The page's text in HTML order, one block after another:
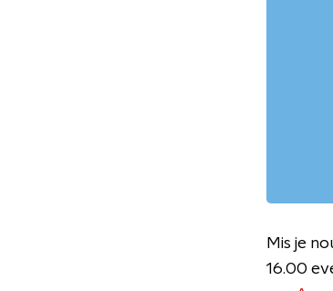
Mis je
16.00